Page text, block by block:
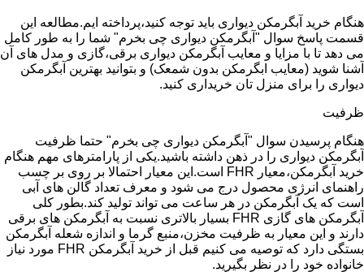
هنگام خرید آبگرمکن دیواری باید توجه کنید،پرداخته ایم.مطالعه این
قسمت پاسخ سوال "آبگرمکن دیواری چی بخرم" شما را به طور کامل
می دهد تا با مزایا و معایب آبگرمکن دیواری برقی،گازی و مدل های آن
آشنا شوید (معایب ابگرمکن بدون شمعک) و بتوانید بهترین آبگرمکن
دیواری را برای منزل تان خریداری کنید.
ظرفیت
هنگام پرسیدن سوال "آبگرمکن دیواری چی بخرم" حتما ظرفیت
آبگرمکن دیواری را در ذهن داشته باشید.یکی از پارامترهای مهم هنگام
خرید آبگرمکن،معیار FHR است.این معیار احتمالا بر روی بر چسب
راهنمای انرژی محصول درج می شود و معرف تعداد گالن های آبی
است که یک آبگرمکن در هر ساعت می تواند تولید کند.بطور کلی
آبگرمکن های گازی FHR بسیار بالاتری نسبت به آبگرمکن های برقی
دارند و این معیار به ظرفیت مخزن،منبع گرما و اندازه شعله آبگرمکن
بستگی دارد که توصیه می کنیم قبل از خرید آبگرمکن FHR مورد نیاز
خانواده خود را در نظر بگیرید.